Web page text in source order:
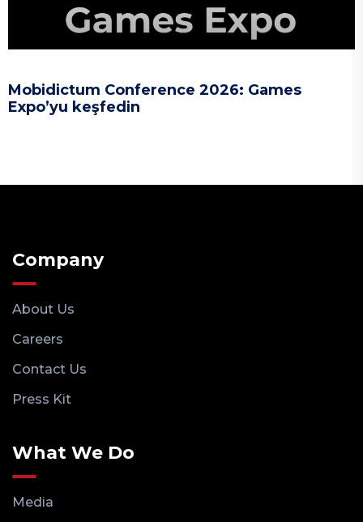
Mobidictum Conference 2026: Games
Expo’yu keşfedin
Company
About Us
Careers
Contact Us
Press Kit
What We Do
Media